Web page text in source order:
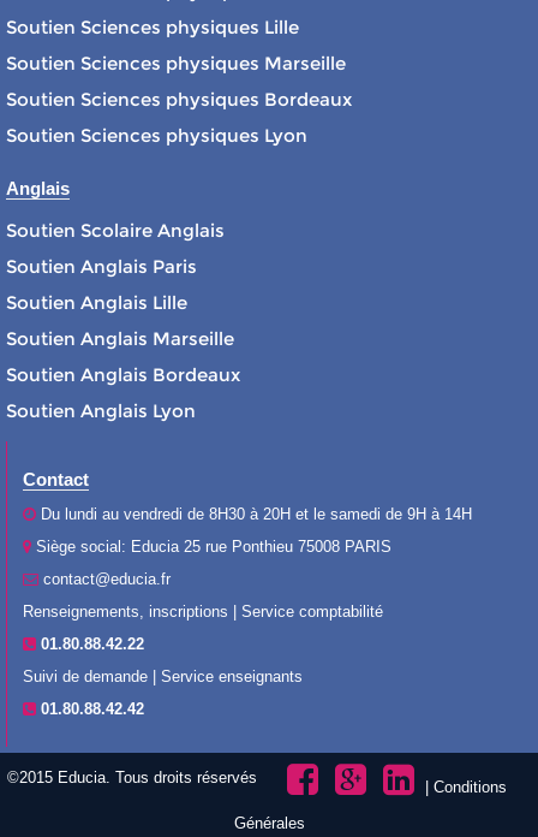
Soutien Sciences physiques Lille
Soutien Sciences physiques Marseille
Soutien Sciences physiques Bordeaux
Soutien Sciences physiques Lyon
Anglais
Soutien Scolaire Anglais
Soutien Anglais Paris
Soutien Anglais Lille
Soutien Anglais Marseille
Soutien Anglais Bordeaux
Soutien Anglais Lyon
Contact
Du lundi au vendredi de 8H30 à 20H et le samedi de 9H à 14H
Siège social: Educia 25 rue Ponthieu 75008 PARIS
contact@educia.fr
Renseignements, inscriptions | Service comptabilité
01.80.88.42.22
Suivi de demande | Service enseignants
01.80.88.42.42
©2015 Educia. Tous droits réservés
Conditions
Générales